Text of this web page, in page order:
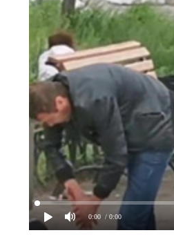
0:00 / 0:00